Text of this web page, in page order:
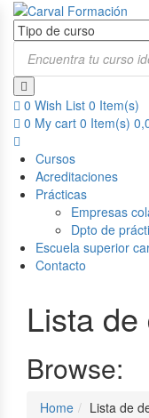
Products
search
0 Wish List 0 Item(s)
0 My cart 0 Item(s)
Cursos
Acreditaciones
Prácticas
Empresas
Dpto de
Escuela superior
Contacto
Lista
Browse:
Home Lista de